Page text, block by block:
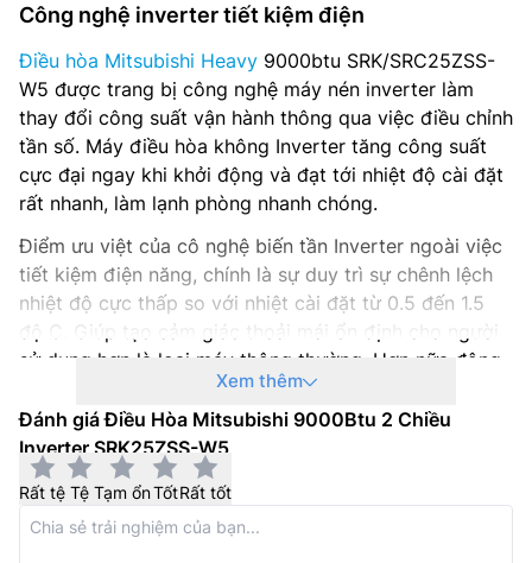
Công nghệ inverter tiết kiệm điện
Điều hòa Mitsubishi Heavy 9000btu SRK/SRC25ZSS-
W5 được trang bị công nghệ máy nén inverter làm
thay đổi công suất vận hành thông qua việc điều chỉnh
tần số. Máy điều hòa không Inverter tăng công suất
cực đại ngay khi khởi động và đạt tới nhiệt độ cài đặt
rất nhanh, làm lạnh phòng nhanh chóng.
Điểm ưu việt của cô nghệ biến tần Inverter ngoài việc
tiết kiệm điện năng, chính là sự duy trì sự chênh lệch
nhiệt độ cực thấp so với nhiệt cài đặt từ 0.5 đến 1.5
độ C. Giúp tạo cảm giác thoải mái ổn định cho người
sử dụng hơn là loại máy thông thường. Hơn nữa động
cơ máy nén Inverter tạo ra hiệu suất vận hành cao
hơn.
Xem thêm
Đánh giá Điều Hòa Mitsubishi 9000Btu 2 Chiều
Inverter SRK25ZSS-W5
Rất tệ Tệ Tạm ổnTốtRất tốt